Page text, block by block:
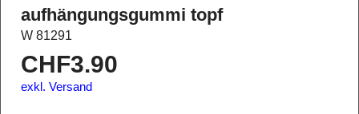
aufhängungsgummi topf
W 81291
CHF3.90
exkl. Versand